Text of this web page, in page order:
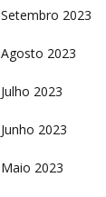
Setembro 2023
Agosto 2023
Julho 2023
Junho 2023
Maio 2023